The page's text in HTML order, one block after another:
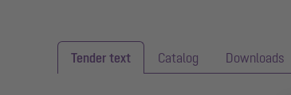
Tender text Catalog Downloads